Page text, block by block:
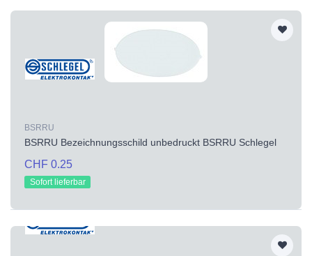
BSRRU
BSRRU Bezeichnungsschild unbedruckt BSRRU Schlegel
CHF 0.25
Sofort lieferbar